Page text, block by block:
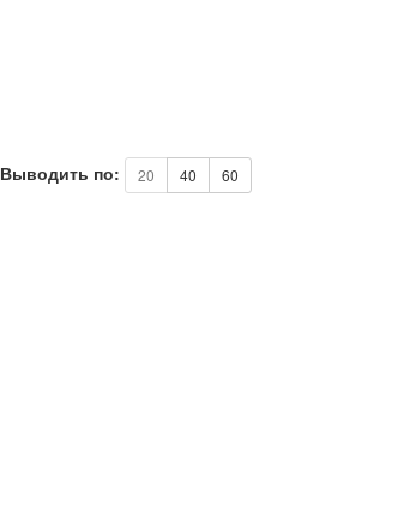
Выводить по: 20 40 60